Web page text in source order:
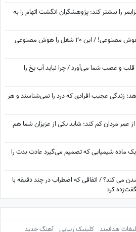
را بیشتر کند؛ پژوهشگران انگشت اتهام را به
لیست مشاغل مقاوم در برابر هوش مصنوعی! / این 20 شغل را هوش مصنوعی
و عصب شما می‌آورد / چرا نباید آب یخ را
زندگی عجیب افرادی که درد را نمی‌شناسند و هر
عمر مردان کم کند؛ شاید یکی از عزیزان شما هم
ماده شیمیایی که تصمیم می‌گیرد عادت بدت را
می‌ کند؟ / اتفاقی که اضطراب در چند دقیقه با
کرد
هدفمند کلینیک زیبایی آهنگ جدید